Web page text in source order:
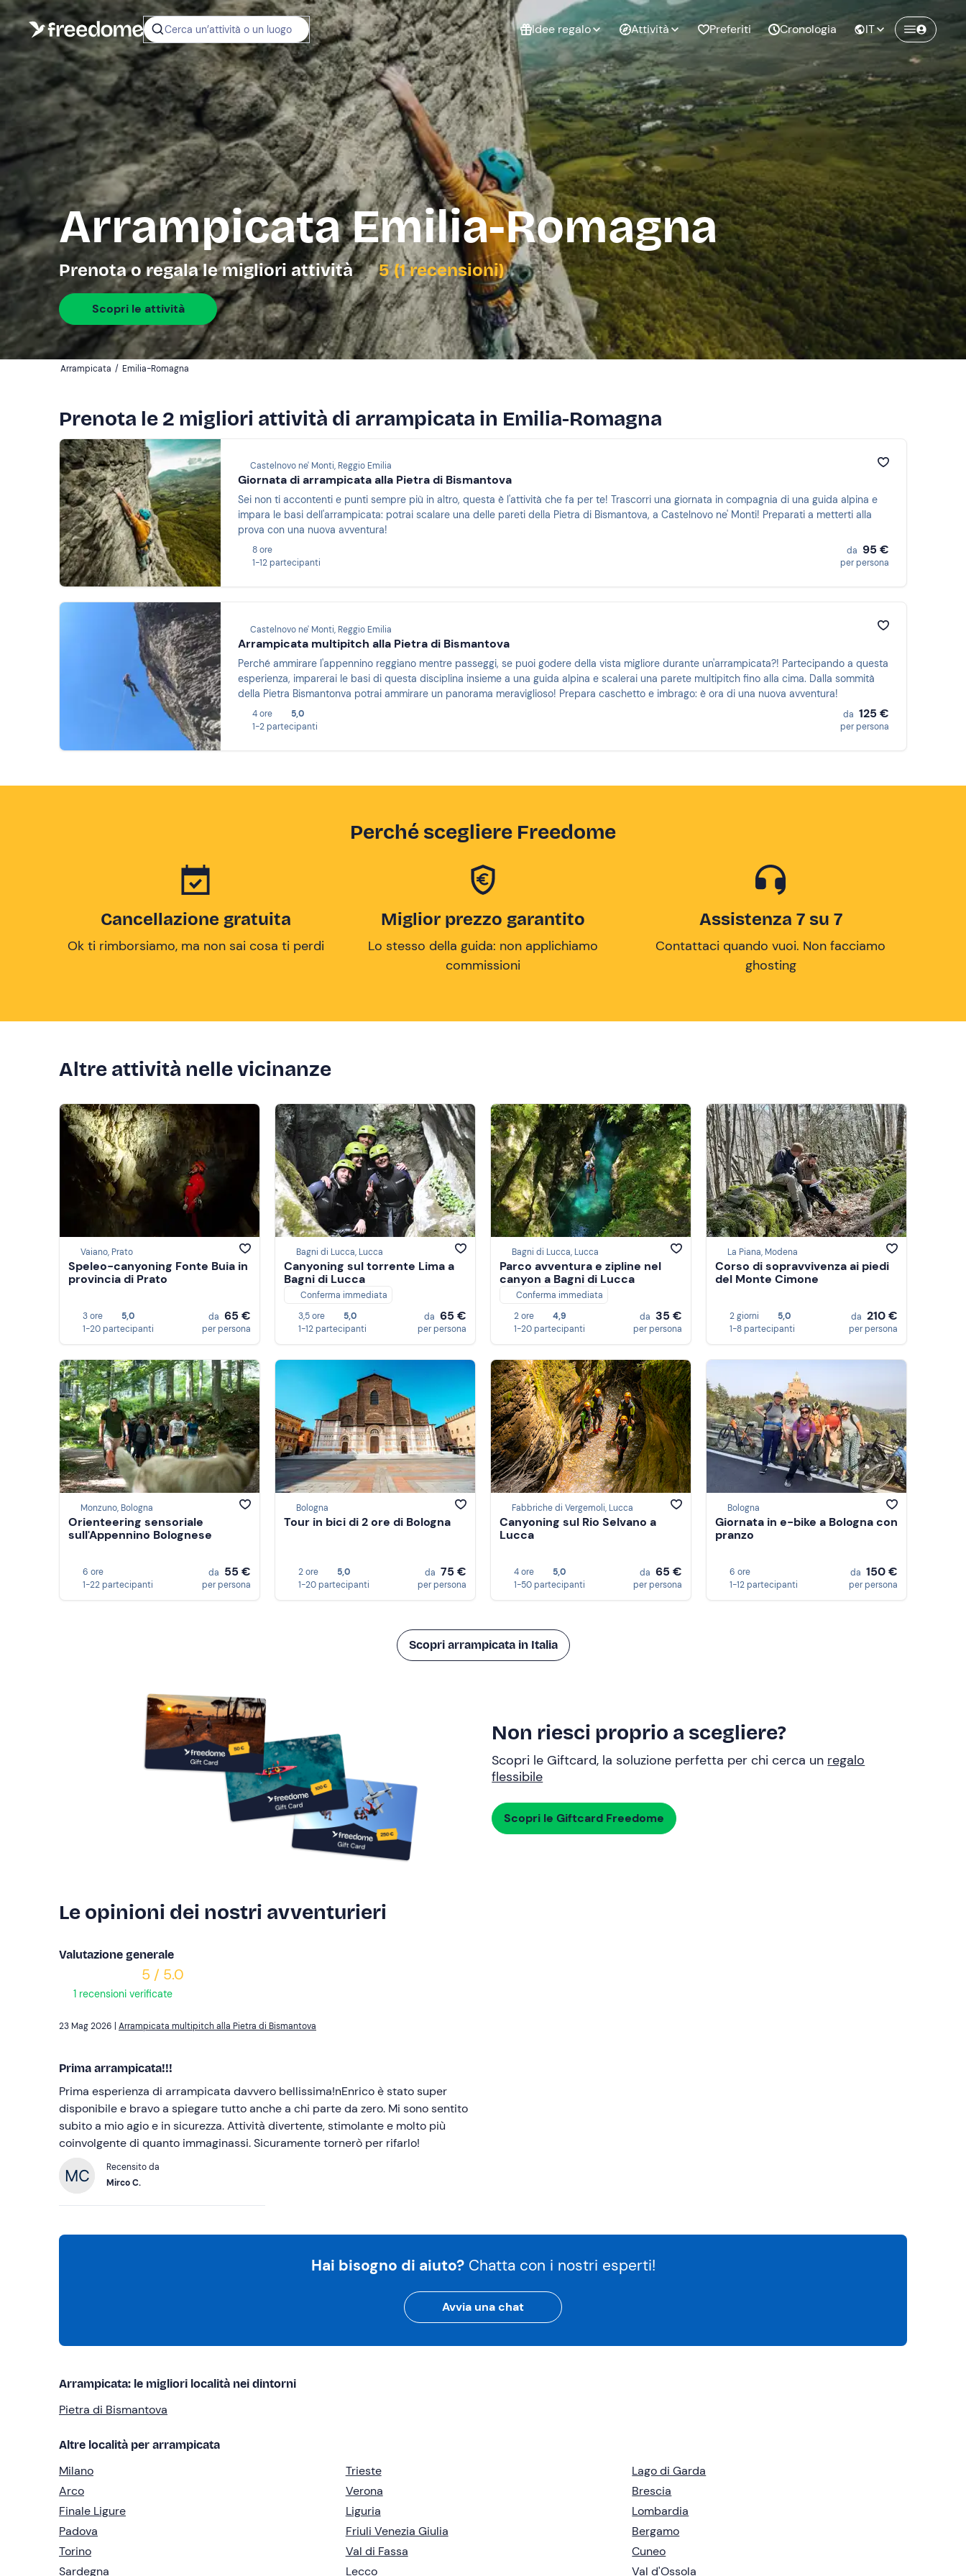
Cerca un’attività o un luogo Idee regalo
Non sai cosa
regalare?
Gift Card Freedome
Un regalo digitale che
lascia la libertà di
scegliere esperienze
outdoor in tutta Italia.
Regala una Gift Card
Esperienze da
regalare
Esperienze di
coppia
Compleanno
Laurea
Addio al
celibato
Addio al
nubilato
Attività Preferiti Cronologia IT
Arrampicata Emilia-Romagna
Prenota o regala le migliori attività 5 (1 recensioni)
Scopri le attività
Arrampicata / Emilia-Romagna
Prenota le 2 migliori attività di arrampicata in Emilia-Romagna
Castelnovo ne' Monti, Reggio Emilia
Giornata di arrampicata alla Pietra di Bismantova
Sei non ti accontenti e punti sempre più in altro, questa è l'attività che fa per te! Trascorri una giornata in compagnia di una guida alpina e
impara le basi dell'arrampicata: potrai scalare una delle pareti della Pietra di Bismantova, a Castelnovo ne' Monti! Preparati a metterti alla
prova con una nuova avventura!
8 ore
1-12 partecipanti
da 95 €
per persona
Castelnovo ne' Monti, Reggio Emilia
Arrampicata multipitch alla Pietra di Bismantova
Perché ammirare l'appennino reggiano mentre passeggi, se puoi godere della vista migliore durante un'arrampicata?! Partecipando a questa
esperienza, imparerai le basi di questa disciplina insieme a una guida alpina e scalerai una parete multipitch fino alla cima. Dalla sommità
della Pietra Bismantonva potrai ammirare un panorama meraviglioso! Prepara caschetto e imbrago: è ora di una nuova avventura!
4 ore
5,0
1-2 partecipanti
da 125 €
per persona
Perché scegliere Freedome
Cancellazione gratuita
Ok ti rimborsiamo, ma non sai cosa ti perdi
Miglior prezzo garantito
Lo stesso della guida: non applichiamo
commissioni
Assistenza 7 su 7
Contattaci quando vuoi. Non facciamo
ghosting
Altre attività nelle vicinanze
Vaiano, Prato
Speleo-canyoning Fonte Buia in
provincia di Prato
3 ore
5,0
1-20 partecipanti
da 65 €
per persona
Bagni di Lucca, Lucca
Canyoning sul torrente Lima a
Bagni di Lucca
Conferma immediata
3,5 ore
5,0
1-12 partecipanti
da 65 €
per persona
Bagni di Lucca, Lucca
Parco avventura e zipline nel
canyon a Bagni di Lucca
Conferma immediata
2 ore
4,9
1-20 partecipanti
da 35 €
per persona
La Piana, Modena
Corso di sopravvivenza ai piedi
del Monte Cimone
2 giorni
5,0
1-8 partecipanti
da 210 €
per persona
Monzuno, Bologna
Orienteering sensoriale
sull'Appennino Bolognese
6 ore
1-22 partecipanti
da 55 €
per persona
Bologna
Tour in bici di 2 ore di Bologna
2 ore
5,0
1-20 partecipanti
da 75 €
per persona
Fabbriche di Vergemoli, Lucca
Canyoning sul Rio Selvano a
Lucca
4 ore
5,0
1-50 partecipanti
da 65 €
per persona
Bologna
Giornata in e-bike a Bologna con
pranzo
6 ore
1-12 partecipanti
da 150 €
per persona
Scopri arrampicata in Italia
Non riesci proprio a scegliere?
Scopri le Giftcard, la soluzione perfetta per chi cerca un regalo
flessibile
Scopri le Giftcard Freedome
Le opinioni dei nostri avventurieri
Valutazione generale
5 / 5.0
1 recensioni verificate
Arrampicata multipitch alla Pietra di Bismantova
Prima arrampicata!!!
Prima esperienza di arrampicata davvero bellissima!nEnrico è stato super
disponibile e bravo a spiegare tutto anche a chi parte da zero. Mi sono sentito
subito a mio agio e in sicurezza. Attività divertente, stimolante e molto più
coinvolgente di quanto immaginassi. Sicuramente tornerò per rifarlo!
Recensito da
Mirco C.
Hai bisogno di aiuto? Chatta con i nostri esperti!
Avvia una chat
Arrampicata: le migliori località nei dintorni
Pietra di Bismantova
Altre località per arrampicata
Milano
Arco
Finale Ligure
Padova
Torino
Sardegna
Trieste
Verona
Liguria
Friuli Venezia Giulia
Val di Fassa
Lecco
Lago di Garda
Brescia
Lombardia
Bergamo
Cuneo
Val d'Ossola
Crea un account Freedome
Unisciti a una community di avventurieri
come te e colleziona ricordi indimenticabili!
Continua con l'email